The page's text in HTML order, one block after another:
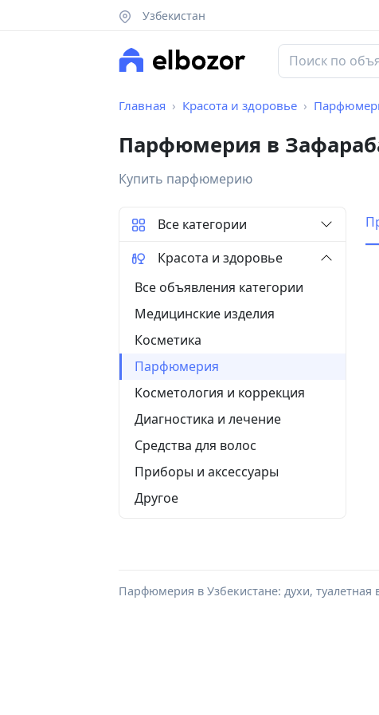
Узбекистан
Главная Красота и здоровье
Парфюмерия в
Купить парфюмерию
Все категории
Красота и здоровье
Все объявления категории
Медицинские изделия
Косметика
Парфюмерия
Косметология и коррекция
Диагностика и лечение
Средства для волос
Приборы и аксессуары
Другое
Парфюмерия в Узбекистане: духи,